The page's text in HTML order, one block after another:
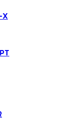
X